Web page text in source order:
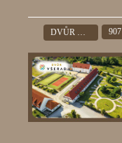
DVŮR VŠERAD 907